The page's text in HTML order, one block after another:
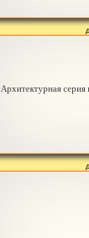
Архитектурная